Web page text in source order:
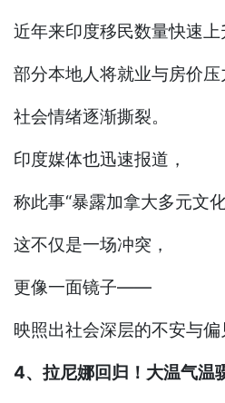
近年来印度移民数量快速上
部分本地人将就业与房价压
社会情绪逐渐撕裂。
印度媒体也迅速报道，
称此事“暴露加拿大多元文化
这不仅是一场冲突，
更像一面镜子——
映照出社会深层的不安与偏
4、拉尼娜回归！大温气温